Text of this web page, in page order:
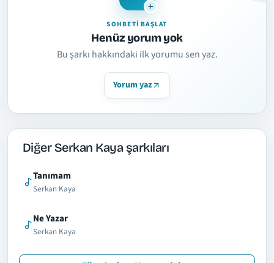
SOHBETI BAŞLAT
Henüz yorum yok
Bu şarkı hakkındaki ilk yorumu sen yaz.
Yorum yaz
Diğer Serkan Kaya şarkıları
Tanımam
Serkan Kaya
Ne Yazar
Serkan Kaya